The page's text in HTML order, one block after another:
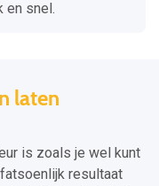
en snel.
laten
is zoals je wel kunt
resultaat